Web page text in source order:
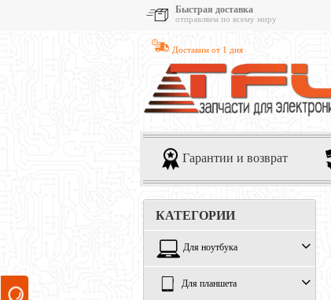
Быстрая доставка
отправляем по всему миру
Доставим от 1 дня
Гарантии и возврат
КАТЕГОРИИ
Для ноутбука
Для планшета